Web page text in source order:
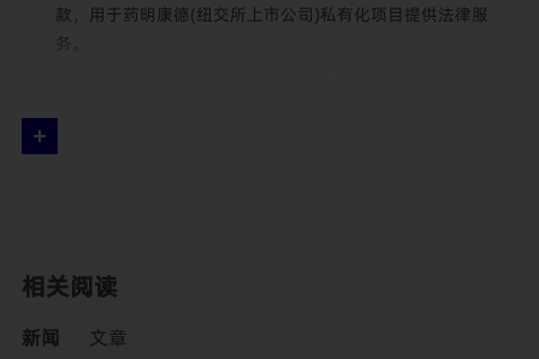
款，用于药明康德(纽交所上市公司)私有化项目提供法律服
务。
借取定期贷款用于迈瑞医疗国际有限公司私有化项目提供法律
我们代表由
本和其他投资方组成的财团提供收购融资，用于收购格力电器
相关阅读
新闻 文章